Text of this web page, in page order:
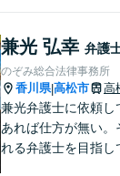
い！
兼光 弘幸 弁護
のぞみ総合法律事務所
香川県|高松市 高
兼光弁護士に依頼し
あれば仕方が無い。
れる弁護士を目指し